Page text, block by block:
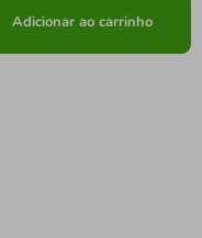
Adicionar ao carrinho